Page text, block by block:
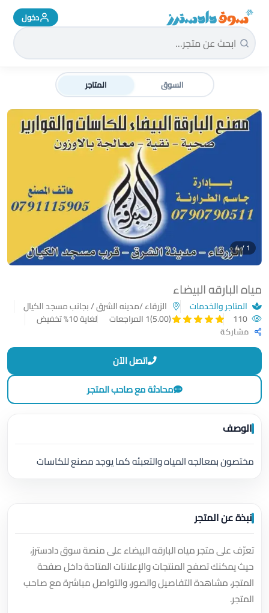
سوق دادسترز الرئيسية دخول
السوق المتاجر
مياه البارقه البيضاء
المتاجر والخدمات
الزرقاء /مدينه الشرق / بجانب مسجد الكيال
(5.00) 1 المراجعات لغاية 10% تخفيض
مشاركة
1 / 4
اتصل الآن
محادثة مع صاحب المتجر
الوصف
مختصون بمعالجه المياه والتعبئه كما يوجد مصنع للكاسات
نبذة عن المتجر
تعرّف على متجر مياه البارقه البيضاء على منصة سوق دادسترز،
حيث يمكنك تصفح المنتجات والإعلانات المتاحة داخل صفحة
المتجر، مشاهدة التفاصيل والصور، والتواصل مباشرة مع صاحب
المتجر.